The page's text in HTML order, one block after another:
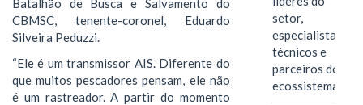
Batalhão de Busca e Salvamento do
CBMSC, tenente-coronel, Eduardo
Silveira Peduzzi.
“Ele é um transmissor AIS. Diferente do
que muitos pescadores pensam, ele não
é um rastreador. A partir do momento
setor,
especialistas
técnicos e
parceiros do
ecossistema.…